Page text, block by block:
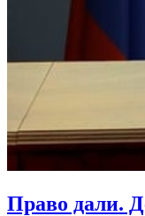
Право дали.